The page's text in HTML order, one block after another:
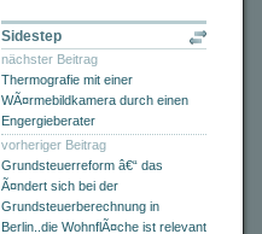
Sidestep
nächster Beitrag
Thermografie mit einer
WÃ¤rmebildkamera durch einen
Engergieberater
vorheriger Beitrag
Grundsteuerreform â€“ das
Ã¤ndert sich bei der
Grundsteuerberechnung in
Berlin..die WohnflÃ¤che ist relevant